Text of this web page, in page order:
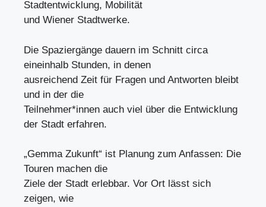
Stadtentwicklung, Mobilität
und Wiener Stadtwerke.
Die Spaziergänge dauern im Schnitt circa
eineinhalb Stunden, in denen
ausreichend Zeit für Fragen und Antworten bleibt
und in der die
Teilnehmer*innen auch viel über die Entwicklung
der Stadt erfahren.
„Gemma Zukunft“ ist Planung zum Anfassen: Die
Touren machen die
Ziele der Stadt erlebbar. Vor Ort lässt sich
zeigen, wie